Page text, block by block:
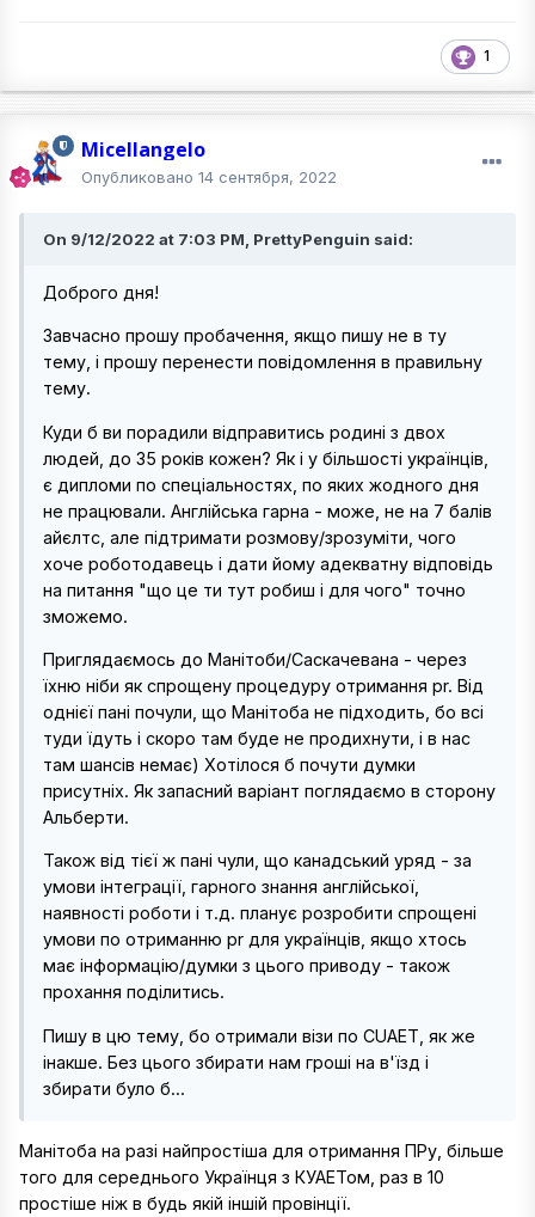
1
Micellangelo
Опубликовано 14 сентября, 2022
On 9/12/2022 at 7:03 PM, PrettyPenguin said:
Доброго дня!
Завчасно прошу пробачення, якщо пишу не в ту
тему, і прошу перенести повідомлення в правильну
тему.
Куди б ви порадили відправитись родині з двох
людей, до 35 років кожен? Як і у більшості українців,
є дипломи по спеціальностях, по яких жодного дня
не працювали. Англійська гарна - може, не на 7 балів
айєлтс, але підтримати розмову/зрозуміти, чого
хоче роботодавець і дати йому адекватну відповідь
на питання "що це ти тут робиш і для чого" точно
зможемо.
Приглядаємось до Манітоби/Саскачевана - через
їхню ніби як спрощену процедуру отримання pr. Від
однієї пані почули, що Манітоба не підходить, бо всі
туди їдуть і скоро там буде не продихнути, і в нас
там шансів немає) Хотілося б почути думки
присутніх. Як запасний варіант поглядаємо в сторону
Альберти.
Також від тієї ж пані чули, що канадський уряд - за
умови інтеграції, гарного знання англійської,
наявності роботи і т.д. планує розробити спрощені
умови по отриманню pr для українців, якщо хтось
має інформацію/думки з цього приводу - також
прохання поділитись.
Пишу в цю тему, бо отримали візи по CUAET, як же
інакше. Без цього збирати нам гроші на в'їзд і
збирати було б...
Манітоба на разі найпростіша для отримання ПРу, більше
того для середнього Українця з КУАЕТом, раз в 10
простіше ніж в будь якій іншій провінції.